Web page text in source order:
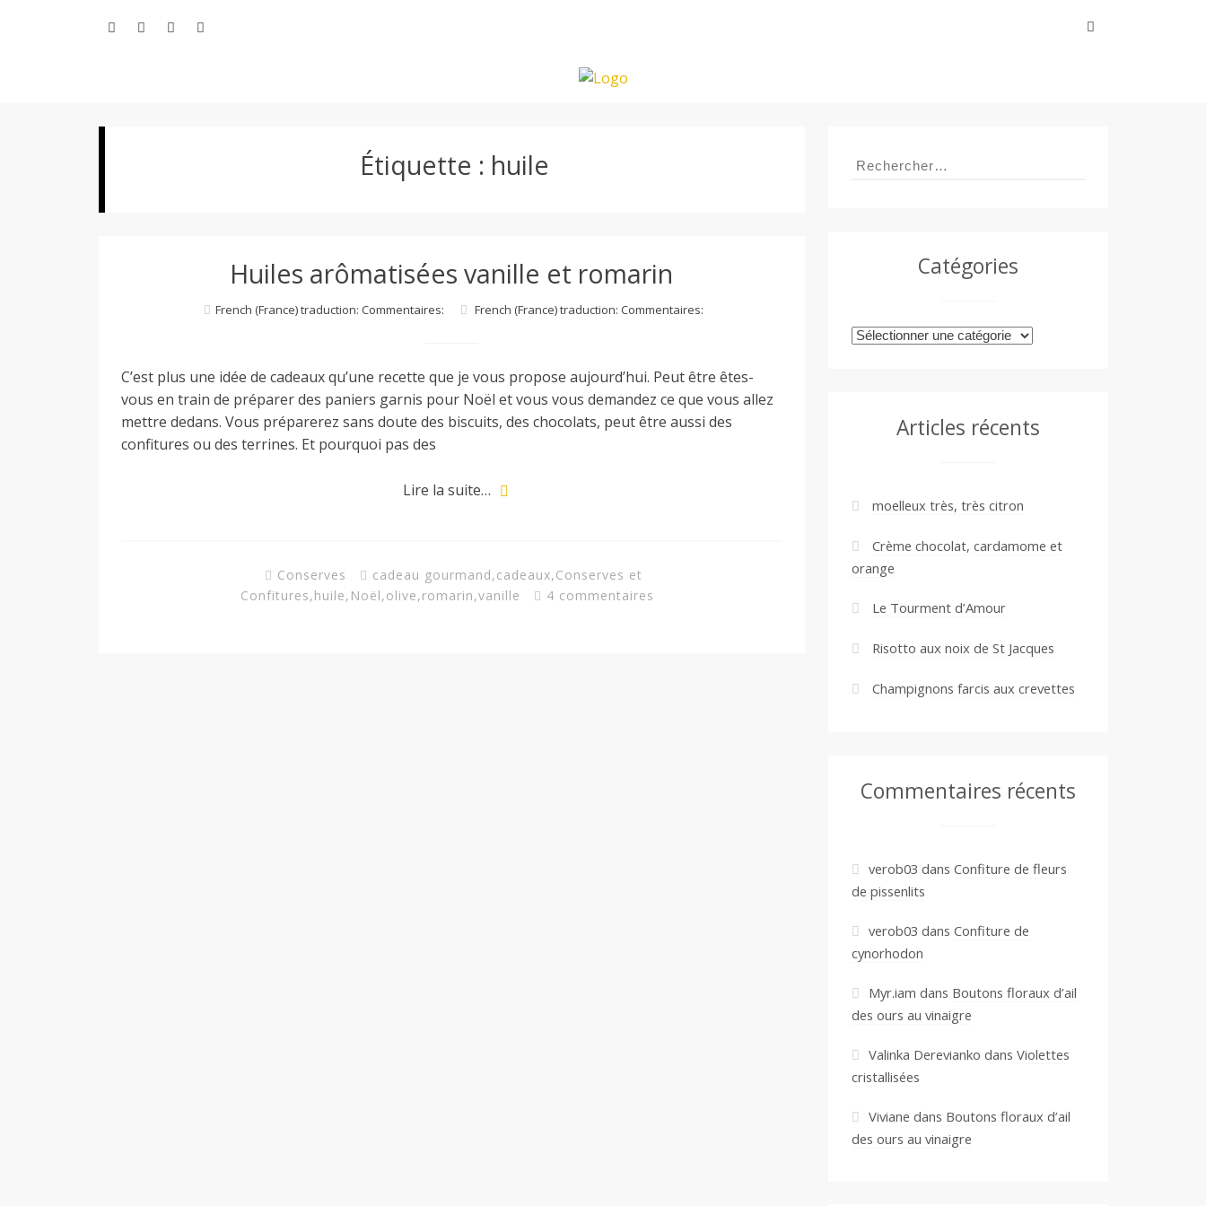
n
d
Étiquette : huile
Huiles arômatisées vanille et romarin
French (France) traduction: Commentaires: French (France) traduction: Commentaires:
C’est plus une idée de cadeaux qu’une recette que je vous propose aujourd’hui. Peut être êtes-
vous en train de préparer des paniers garnis pour Noël et vous vous demandez ce que vous allez
mettre dedans. Vous préparerez sans doute des biscuits, des chocolats, peut être aussi des
confitures ou des terrines. Et pourquoi pas des
Lire la suite…
Conserves cadeau gourmand,cadeaux,Conserves et
Confitures,huile, Noël,olive,romarin,vanille 4 commentaires
Rechercher :
Catégories
Catégories
Articles récents
moelleux très, très citron
Crème chocolat, cardamome et
orange
Le Tourment d’Amour
Risotto aux noix de St Jacques
Champignons farcis aux crevettes
Commentaires récents
verob03 dans Confiture de fleurs
de pissenlits
verob03 dans Confiture de
cynorhodon
Myr.iam dans Boutons floraux d’ail
des ours au vinaigre
Valinka Derevianko dans Violettes
cristallisées
Viviane dans Boutons floraux d’ail
des ours au vinaigre